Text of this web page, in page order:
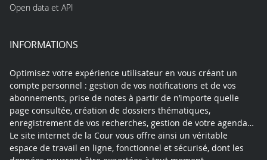
Open data et API
INFORMATIONS
Optimisez votre expérience utilisateur en vous créant un
compte personnel : gestion de vos notifications et de vos
abonnements, prise de notes à partir de n’importe quelle
page consultée, création de dossiers thématiques,
enregistrement de vos recherches, gestion de votre agenda…
Le site internet de la Cour vous offre ainsi un véritable
espace de travail en ligne, fonctionnel et sécurisé, dont les